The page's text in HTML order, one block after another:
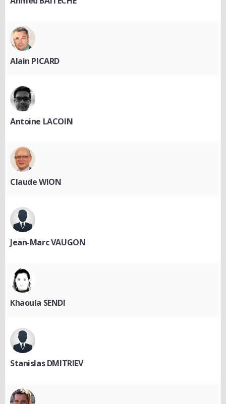
Alain PICARD
Antoine LACOIN
Claude WION
Jean-Marc VAUGON
Khaoula SENDI
Stanislas DMITRIEV